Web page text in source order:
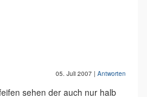
05. Juli 2007 | Antworten
sehen der auch nur halb